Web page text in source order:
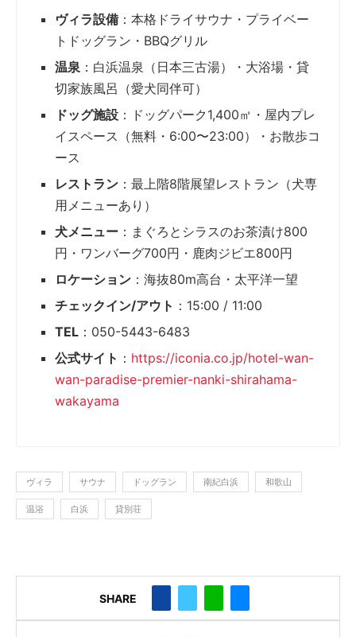
ヴィラ設備 ：本格ドライサウナ・プライベー
トドッグラン・BBQグリル
温泉 ：白浜温泉（日本三古湯）・大浴場・貸
切家族風呂（愛犬同伴可）
ドッグ施設 ：ドッグパーク1,400㎡・屋内プレ
イスペース（無料・6:00〜23:00）・お散歩コ
ース
レストラン ：最上階8階展望レストラン（犬専
用メニューあり）
犬メニュー ：まぐろとシラスのお茶漬け800
円・ワンバーグ700円・鹿肉ジビエ800円
ロケーション ：海抜80m高台・太平洋一望
チェックイン/アウト ：15:00 / 11:00
TEL ：050-5443-6483
公式サイト ： https://iconia.co.jp/hotel-wan-
wan-paradise-premier-nanki-shirahama-
wakayama
ヴィラ サウナ ドッグラン 南紀白浜 和歌山
温浴 白浜 貸別荘
SHARE